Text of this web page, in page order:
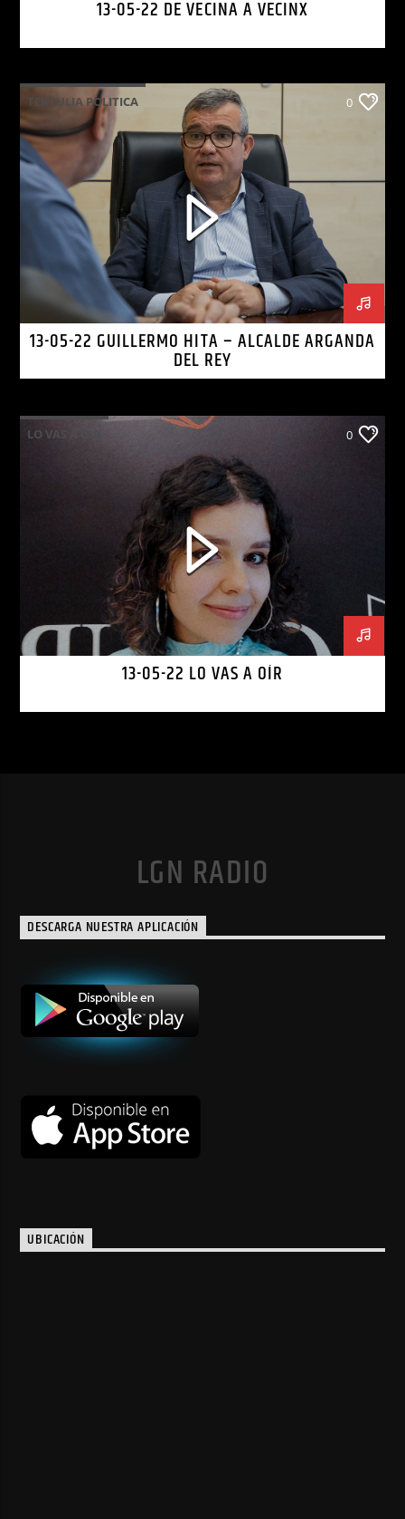
13-05-22 DE VECINA A VECINX
TERTULIA POLITICA 0
13-05-22 GUILLERMO HITA – ALCALDE ARGANDA
DEL REY
LO VAS A OIR 0
13-05-22 LO VAS A OÍR
LGN RADIO
DESCARGA NUESTRA APLICACIÓN
UBICACIÓN